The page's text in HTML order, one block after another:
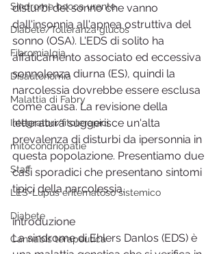
Sindrome bocca urente
Diabete/Tolleranza glucos
Fibromialgia
Disautonomia
Malattia di Fabry
Integratori/fitoterapici
mitocondriopatie
Staff
LES-Lupus eritematoso sistemico
Diabete
Cannabis terapeutica
disturbi del sonno che vanno
dall'insonnia all'apnea ostruttiva del
sonno (OSA). L'EDS di solito ha
affaticamento associato ed eccessiva
sonnolenza diurna (ES), quindi la
narcolessia dovrebbe essere esclusa
come causa. La revisione della
letteratura suggerisce un'alta
prevalenza di disturbi da ipersonnia in
questa popolazione. Presentiamo due
casi sporadici che presentano sintomi
tipici della narcolessia.
introduzione
La sindrome di Ehlers Danlos (EDS) è